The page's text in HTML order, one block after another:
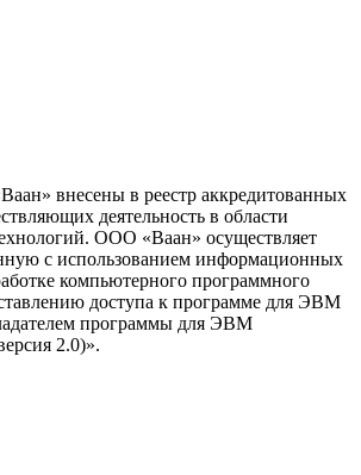
внесены в реестр аккредитованных
деятельность в области
ООО «Ваан» осуществляет
с использованием информационных
компьютерного программного
доступа к программе для ЭВМ
программы для ЭВМ
2.0)».